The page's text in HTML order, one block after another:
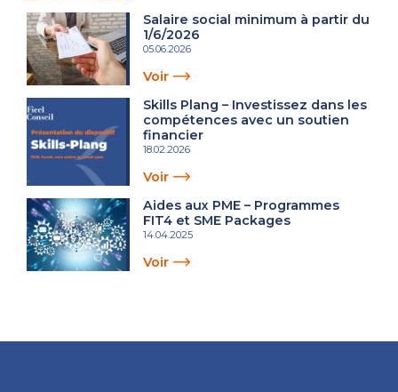
Salaire social minimum à partir du
1/6/2026
05.06.2026
Voir
Skills Plang – Investissez dans les
compétences avec un soutien
financier
18.02.2026
Voir
Aides aux PME – Programmes
FIT4 et SME Packages
14.04.2025
Voir